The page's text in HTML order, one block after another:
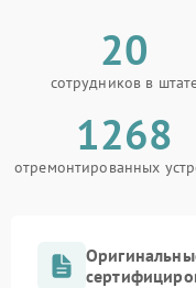
20
сотрудников в
1268
отремонтированных